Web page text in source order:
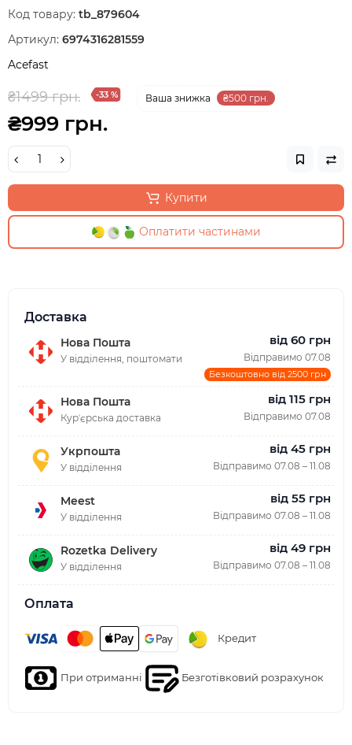
Код товару: tb_879604
Артикул: 6974316281559
Acefast
₴1499 грн. -33 % Ваша знижка ₴500 грн.
₴999 грн.
Купити
Оплатити частинами
Доставка
Нова Пошта
У відділення, поштомати
від 60 грн
Відправимо 07.08
Безкоштовно від 2500 грн
Нова Пошта
Курʼєрська доставка
від 115 грн
Відправимо 07.08
Укрпошта
У відділення
від 45 грн
Відправимо 07.08 – 11.08
Meest
У відділення
від 55 грн
Відправимо 07.08 – 11.08
Rozetka Delivery
У відділення
від 49 грн
Відправимо 07.08 – 11.08
Оплата
Кредит
При отриманні Безготівковий розрахунок